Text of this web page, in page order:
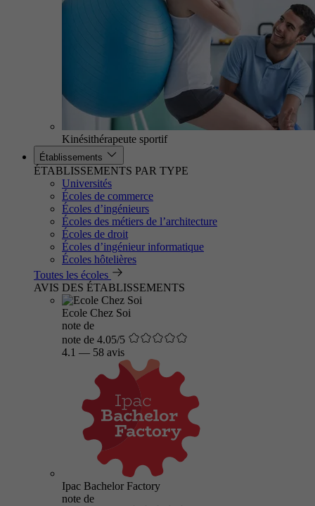
Kinésithérapeute sportif
Établissements
ÉTABLISSEMENTS PAR TYPE
Universités
Écoles de commerce
Écoles d’ingénieurs
Écoles des métiers de l’architecture
Écoles de droit
Écoles d’ingénieur informatique
Écoles hôtelières
Toutes les écoles
AVIS DES ÉTABLISSEMENTS
Ecole Chez Soi
note de
note de 4.05/5
4.1 — 58 avis
Ipac Bachelor Factory
note de